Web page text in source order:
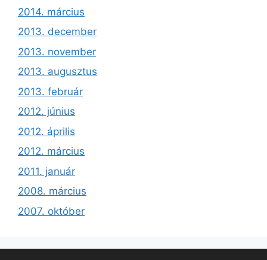
2014. március
2013. december
2013. november
2013. augusztus
2013. február
2012. június
2012. április
2012. március
2011. január
2008. március
2007. október